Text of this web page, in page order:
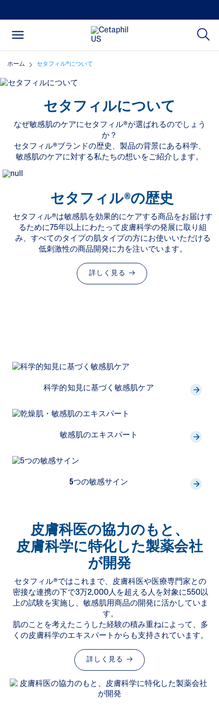
ホーム セタフィル®について
セタフィルについて
なぜ敏感肌のケアにセタフィル®が選ばれるのでしょう
か？
セタフィル®ブランドの歴史、製品の背景にある科学、
敏感肌のケアに対する私たちの想いをご紹介します。
セタフィル®の歴史
セタフィル®は敏感肌を効果的にケアする商品をお届けす
るために75年以上にわたって皮膚科学の発展に取り組
み、すべてのタイプの肌タイプの方にお使いいただける
低刺激性の商品開発に力を注いでいます。
詳しく見る
科学的知見に基づく敏感肌ケア
敏感肌のエキスパート
5つの敏感サイン
皮膚科医の協力のもと、
皮膚科学に特化した製薬会社
が開発
セタフィル®ではこれまで、皮膚科医や医療専門家との
密接な連携の下で3万2,000人を超える人を対象に550以
上の試験を実施し、敏感肌用商品の開発に活かしていま
す。
肌のことを考えたこうした経験の積み重ねによって、多
くの皮膚科学のエキスパートからも支持されています。
詳しく見る